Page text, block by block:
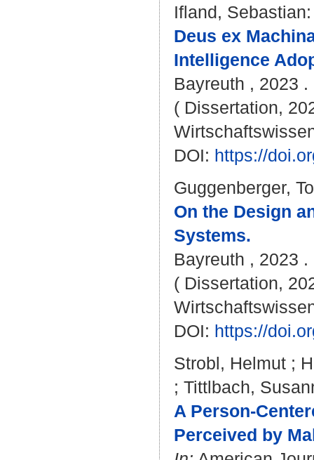
Ifland, Sebastian:
Deus ex
Intelligence
Bayreuth , 2023
( Dissertation,
DOI: https://
Guggenberger,
On the Design
Systems.
Bayreuth , 2023
( Dissertation,
DOI: https://
Strobl, Helmut ;
; Tittlbach,
A Person-
Perceived by